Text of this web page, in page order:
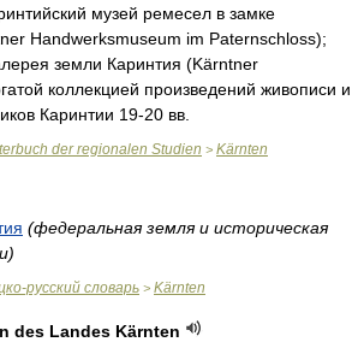
музей ремесел в замке
Handwerksmuseum im Paternschloss);
земли Каринтия (Kärntner
коллекцией произведений живописи и
Каринтии 19-20 вв.
der regionalen Studien > Kärnten
(федеральная земля и историческая
русский словарь > Kärnten
des Landes Kärnten